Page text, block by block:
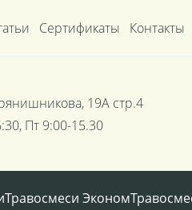
Сертификаты Контакты
19А стр.4
Пт 9:00-15.30
Травосмеси Эконом